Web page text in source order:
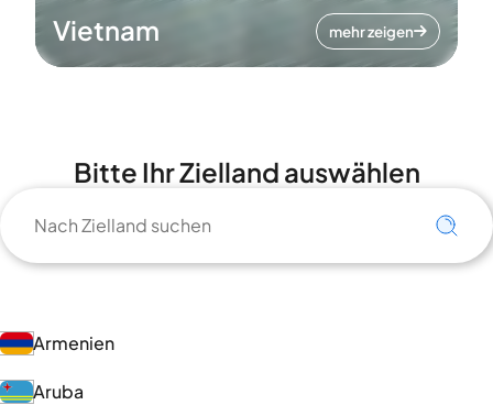
Vietnam mehr zeigen
Bitte Ihr Zielland auswählen
Armenien
Aruba